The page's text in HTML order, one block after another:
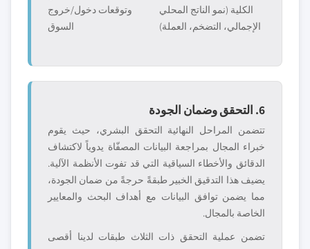
الكلية (نمو الناتج المحلي
الإجمالي، التضخم، العملة)
وتوقعات دخول/خروج
السوق
6. التحقق وضمان الجودة
تتضمن المراحل النهائية التحقق البشري، حيث يقوم
خبراء المجال بمراجعة البيانات المصفّاة يدوياً لاكتشاف
الدقائق والأخطاء السياقية التي قد تفوت الأنظمة الآلية.
يضيف هذا التدقيق الخبير طبقةً حرجةً من ضمان الجودة،
مما يضمن توافق البيانات مع أهداف البحث والمعايير
الخاصة بالمجال.
تضمن عملية التحقق ذات الثلاث طبقات لدينا أقصى